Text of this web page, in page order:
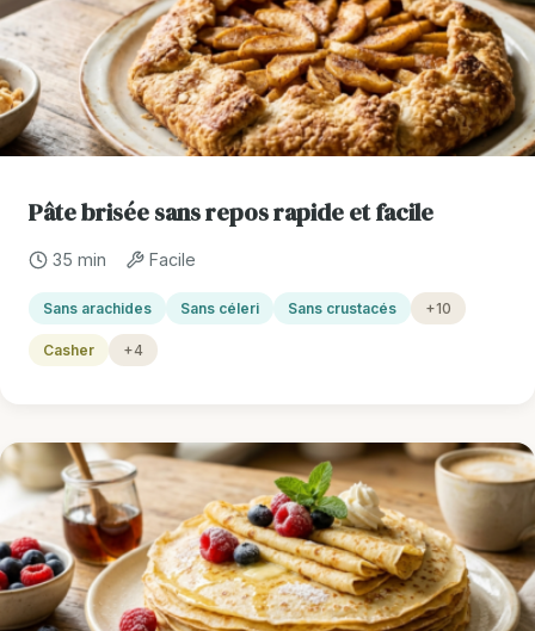
Pâte brisée sans repos rapide et facile
35 min Facile
Sans arachides Sans céleri Sans crustacés +10
Casher +4